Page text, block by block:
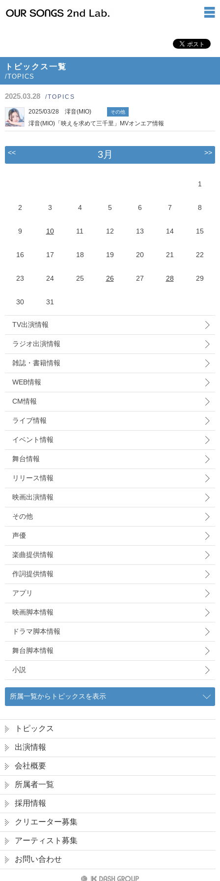
トピックス一覧
/TOPICS
2025.03.28 /TOPICS
2025/03/28 澪音(MIO) その他
澪音(MIO)「映えを求めて三千里」MVオンエア情報
<< 3月 >>
1
2 3 4 5 6 7 8
9 10 11 12 13 14 15
16 17 18 19 20 21 22
23 24 25 26 27 28 29
30 31
TV出演情報
ラジオ出演情報
雑誌・書籍情報
WEB情報
CM情報
ライブ情報
イベント情報
舞台情報
リリース情報
映画出演情報
その他
声優
楽曲提供情報
作詞提供情報
アプリ
映画脚本情報
ドラマ脚本情報
舞台脚本情報
小説
所属一覧からトピックスを表示
トピックス
出演情報
会社概要
所属者一覧
採用情報
クリエーター募集
アーティスト募集
お問い合わせ